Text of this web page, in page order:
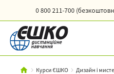
0 800 211-700
Курси ЄШКО Дизайн і